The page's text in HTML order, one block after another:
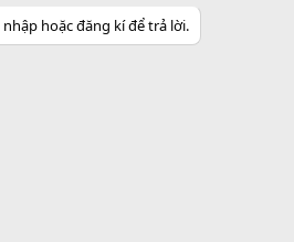
hoặc đăng kí để trả lời.